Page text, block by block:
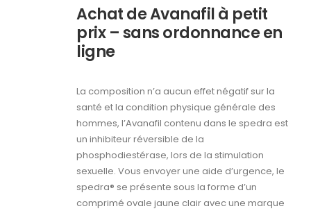
Achat de Avanafil à petit
prix – sans ordonnance en
ligne
La composition n’a aucun effet négatif sur la
santé et la condition physique générale des
hommes, l’Avanafil contenu dans le spedra est
un inhibiteur réversible de la
phosphodiestérase, lors de la stimulation
sexuelle. Vous envoyer une aide d’urgence, le
spedra® se présente sous la forme d’un
comprimé ovale jaune clair avec une marque